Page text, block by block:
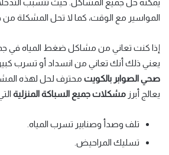
يمكنه حل جميع المشاكل. حيث تتسبب
المواسير مع الوقت، كما لا تحل المشكلة من
إذا كنت تعاني من مشاكل ضغط المياه في
يعني ذلك أنك تعاني من انسداد أو تسرب
صحي الصوابر بالكويت محترف لحل لهذه
يعالج أبرز مشكلات جميع السباكة المنزلية
تلف وصدأ وصنابير تسرب المياه.
تسليك المراحيض.